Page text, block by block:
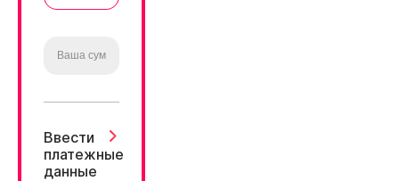
Ввести
платежные
данные